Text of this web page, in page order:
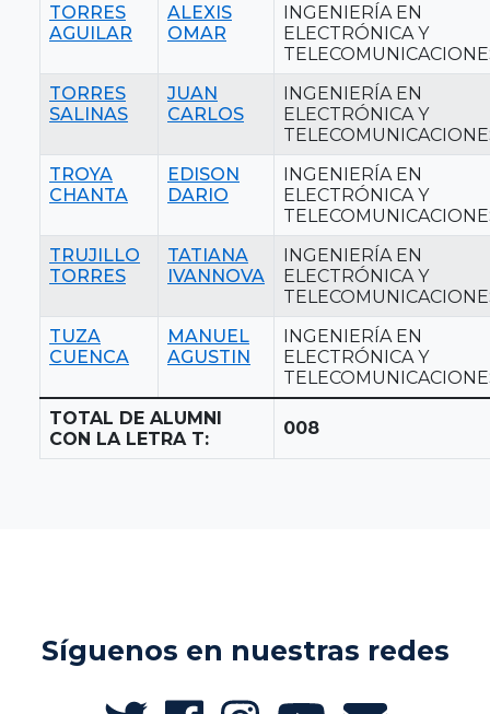
TORRES
AGUILAR
ALEXIS
OMAR
INGENIERÍA EN
ELECTRÓNICA Y
TORRES
SALINAS
JUAN
CARLOS
INGENIERÍA EN
ELECTRÓNICA Y
TROYA
CHANTA
EDISON
DARIO
INGENIERÍA EN
ELECTRÓNICA Y
TRUJILLO
TORRES
TATIANA
IVANNOVA
INGENIERÍA EN
ELECTRÓNICA Y
TUZA
CUENCA
MANUEL
AGUSTIN
INGENIERÍA EN
ELECTRÓNICA Y
TOTAL DE ALUMNI
CON LA LETRA T:
008
Síguenos en nuestras redes